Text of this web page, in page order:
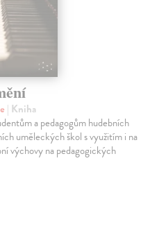
| Kniha
a pedagogům hudebních
uměleckých škol s využitím i na
výchovy na pedagogických